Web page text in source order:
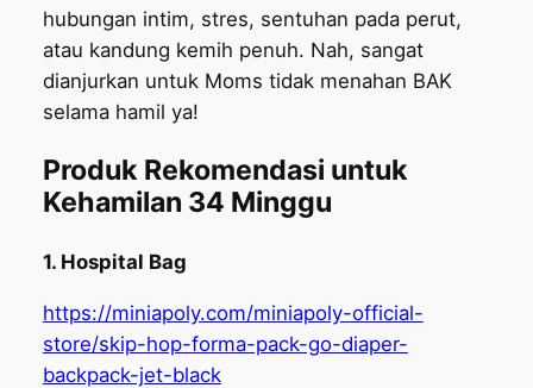
hubungan intim, stres, sentuhan pada perut,
atau kandung kemih penuh. Nah, sangat
dianjurkan untuk Moms tidak menahan BAK
selama hamil ya!
Produk Rekomendasi untuk
Kehamilan 34 Minggu
1. Hospital Bag
https://miniapoly.com/miniapoly-official-
store/skip-hop-forma-pack-go-diaper-
backpack-jet-black